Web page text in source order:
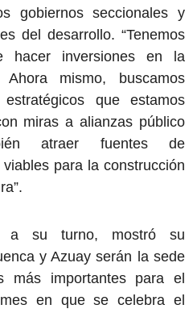
gobiernos seccionales y
del desarrollo. “Tenemos
hacer inversiones en la
mismo, buscamos
que estamos
miras a alianzas público
atraer fuentes de
para la construcción
a su turno, mostró su
y Azuay serán la sede
importantes para el
en que se celebra el